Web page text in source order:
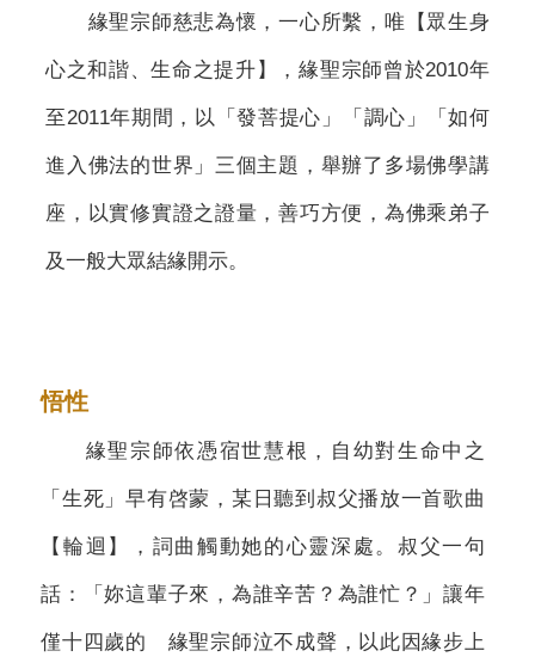
緣聖宗師慈悲為懷，一心所繫，唯【眾生身
心之和諧、生命之提升】，緣聖宗師曾於2010年
至2011年期間，以「發菩提心」「調心」「如何
進入佛法的世界」三個主題，舉辦了多場佛學講
座，以實修實證之證量，善巧方便，為佛乘弟子
及一般大眾結緣開示。
悟性
緣聖宗師依憑宿世慧根，自幼對生命中之
「生死」早有啓蒙，某日聽到叔父播放一首歌曲
【輪迴】，詞曲觸動她的心靈深處。叔父一句
話：「妳這輩子來，為誰辛苦？為誰忙？」讓年
僅十四歲的 緣聖宗師泣不成聲，以此因緣步上